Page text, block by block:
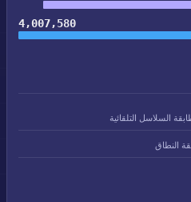
4,007,580
التلقائية